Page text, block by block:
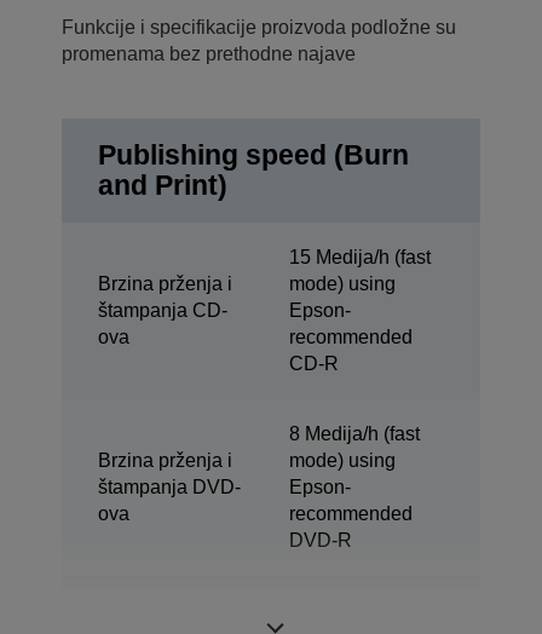
Funkcije i specifikacije proizvoda podložne su
promenama bez prethodne najave
Publishing speed (Burn
and Print)
Brzina prženja i
štampanja CD-
ova
15 Medija/h (fast
mode) using
Epson-
recommended
CD-R
Brzina prženja i
štampanja DVD-
ova
8 Medija/h (fast
mode) using
Epson-
recommended
DVD-R